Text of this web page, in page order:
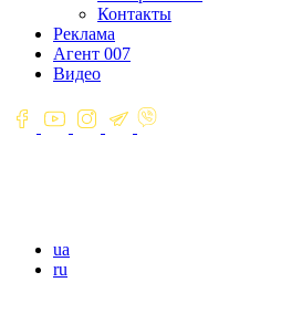
Контакты
Реклама
Агент 007
Видео
ua
ru